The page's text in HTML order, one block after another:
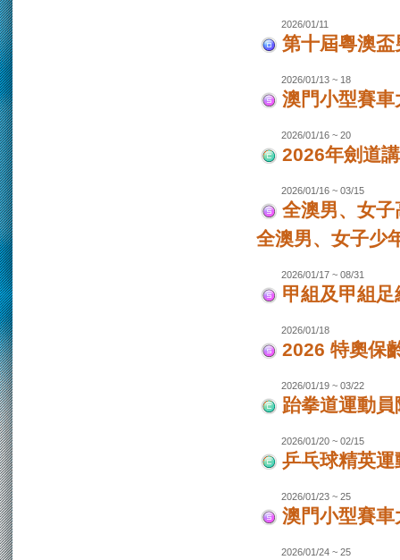
2026/01/11
第十屆粵澳
2026/01/13 ~ 18
澳門小型賽
2026/01/16 ~ 20
2026年劍道
2026/01/16 ~ 03/15
全澳男、女
全澳男、女子少
2026/01/17 ~ 08/31
甲組及甲組
2026/01/18
2026 特奧保
2026/01/19 ~ 03/22
跆拳道運動
2026/01/20 ~ 02/15
乒乓球精英
2026/01/23 ~ 25
澳門小型賽
2026/01/24 ~ 25